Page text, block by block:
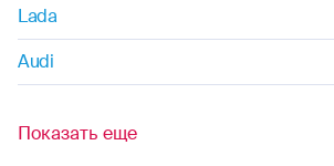
Lada
Audi
Показать еще